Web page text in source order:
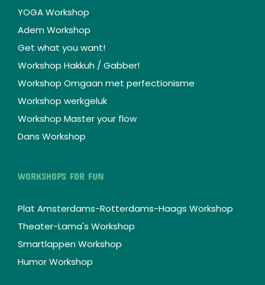
YOGA Workshop
Adem Workshop
Get what you want!
Workshop Hakkuh / Gabber!
Workshop Omgaan met perfectionisme
Workshop werkgeluk
Workshop Master your flow
Dans Workshop
WORKSHOPS FOR FUN
Plat Amsterdams-Rotterdams-Haags Workshop
Theater-Lama's Workshop
Smartlappen Workshop
Humor Workshop